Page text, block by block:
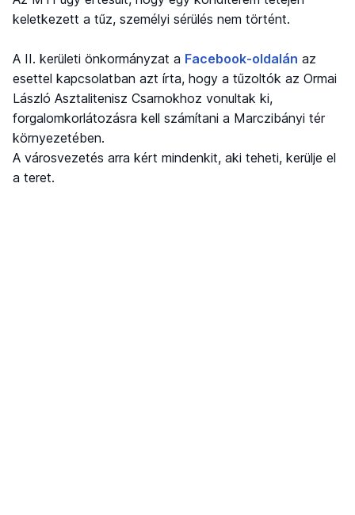
keletkezett a tűz, személyi sérülés nem történt.
A II. kerületi önkormányzat a Facebook-oldalán az
esettel kapcsolatban azt írta, hogy a tűzoltók az Ormai
László Asztalitenisz Csarnokhoz vonultak ki,
forgalomkorlátozásra kell számítani a Marczibányi tér
környezetében.
A városvezetés arra kért mindenkit, aki teheti, kerülje el
a teret.